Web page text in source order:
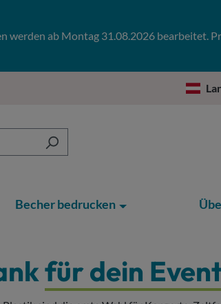
werden ab Montag 31.08.2026 bearbeitet.
Becher bedrucken
für dein